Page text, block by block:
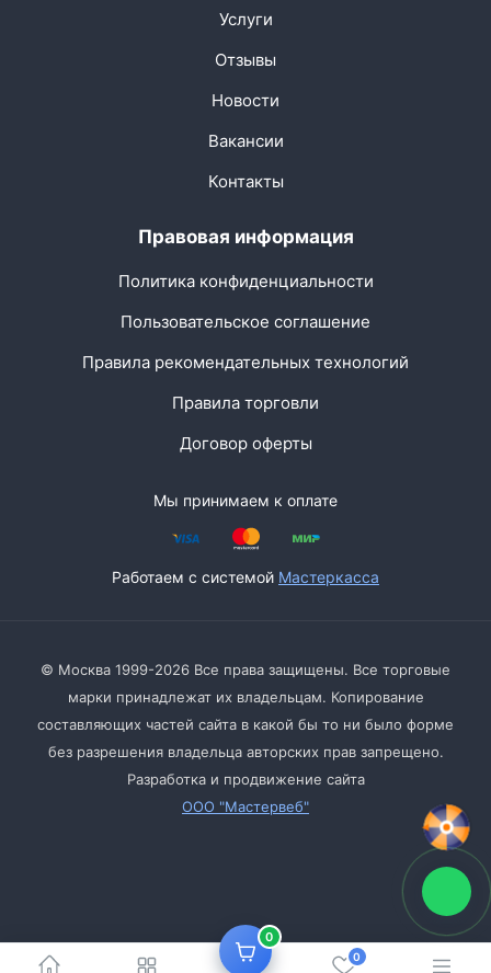
0
0
Услуги
Отзывы
Новости
Вакансии
Контакты
Правовая информация
Политика конфиденциальности
Пользовательское соглашение
Правила рекомендательных технологий
Правила торговли
Договор оферты
Мы принимаем к оплате
Работаем с системой Мастеркасса
© Москва 1999-2026 Все права защищены. Все торговые
марки принадлежат их владельцам. Копирование
составляющих частей сайта в какой бы то ни было форме
без разрешения владельца авторских прав запрещено.
Разработка и продвижение сайта
ООО "Мастервеб"